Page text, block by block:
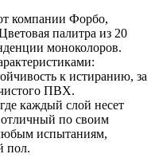
компании Форбо,
палитра из 20
моноколоров.
к истиранию, за
ПВХ.
каждый слой несет
отличный по своим
испытаниям,
пол.